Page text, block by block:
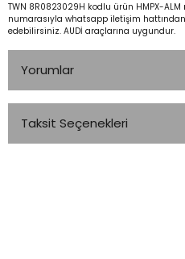
TWN 8R0823029H kodlu ürün HMPX-ALM
numarasıyla whatsapp iletişim
edebilirsiniz. AUDİ araçlarına uygundur.
Yorumlar
Taksit Seçenekleri